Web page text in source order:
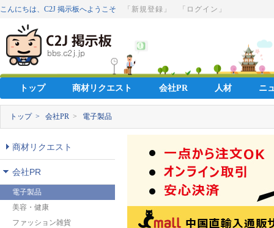
こんにちは、C2J 掲示板へようこそ 「新規登録」 「ログイン」
トップ 商材リクエスト 会社PR 人材 ニ
トップ > 会社PR > 電子製品
商材リクエスト
会社PR
電子製品
美容・健康
ファッション雑貨